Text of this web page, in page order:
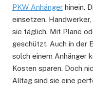
PKW Anhänger hinein.
einsetzen.
sie täglich. Mit Plane
geschützt. Auch in der
solch einem Anhänger
Kosten sparen. Doch
Alltag sind sie eine